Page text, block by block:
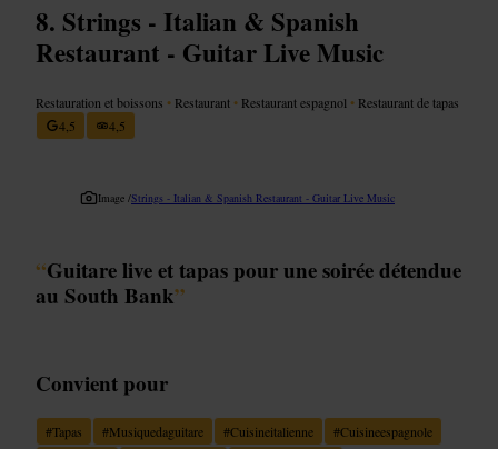
Strings - Italian & Spanish
Restaurant - Guitar Live Music
Restauration et boissons • Restaurant • Restaurant espagnol • Restaurant de tapas
4,5
4,5
Image /Strings - Italian & Spanish Restaurant - Guitar Live Music
“Guitare live et tapas pour une soirée détendue
au South Bank”
Convient pour
#Tapas #Musiquedaguitare #Cuisineitalienne #Cuisineespagnole